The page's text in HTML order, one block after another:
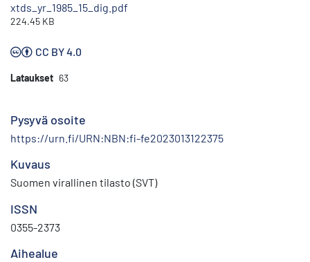
xtds_yr_1985_15_dig.pdf
224.45 KB
CC BY 4.0
Lataukset 63
Pysyvä osoite
https://urn.fi/URN:NBN:fi-fe2023013122375
Kuvaus
Suomen virallinen tilasto (SVT)
ISSN
0355-2373
Aihealue